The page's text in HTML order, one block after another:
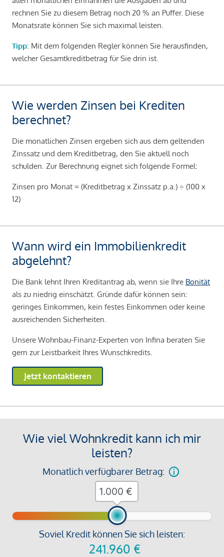
rechnen Sie zu diesem Betrag noch 20 % an Puffer. Diese
Monatsrate können Sie sich maximal leisten.
Tipp: Mit dem folgenden Regler können Sie herausfinden,
welcher Gesamtkreditbetrag für Sie drin ist.
Wie werden Zinsen bei Krediten
berechnet?
Die monatlichen Zinsen ergeben sich aus dem geltenden
Zinssatz und dem Kreditbetrag, den Sie aktuell noch
schulden. Zur Berechnung eignet sich folgende Formel:
Zinsen pro Monat = (Kreditbetrag x Zinssatz p.a.) ÷ (100 x
12)
Wann wird ein Immobilienkredit
abgelehnt?
Die Bank lehnt Ihren Kreditantrag ab, wenn sie Ihre Bonität
als zu niedrig einschätzt. Gründe dafür können sein:
geringes Einkommen, kein festes Einkommen oder keine
ausreichenden Sicherheiten.
Unsere Wohnbau-Finanz-Experten von Infina beraten Sie
gern zur Leistbarkeit Ihres Wunschkredits.
Jetzt kontaktieren
Wie viel Wohnkredit kann ich mir
leisten?
Monatlich verfügbarer Betrag:
Soviel Kredit können Sie sich leisten:
241.960 €
€